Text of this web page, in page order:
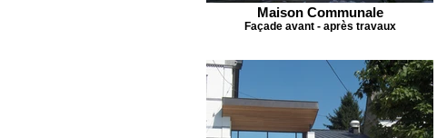
Maison Communale
Façade avant - après travaux